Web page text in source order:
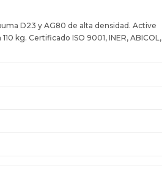
D23 y AG80 de alta densidad. Active
kg. Certificado ISO 9001, INER, ABICOL,